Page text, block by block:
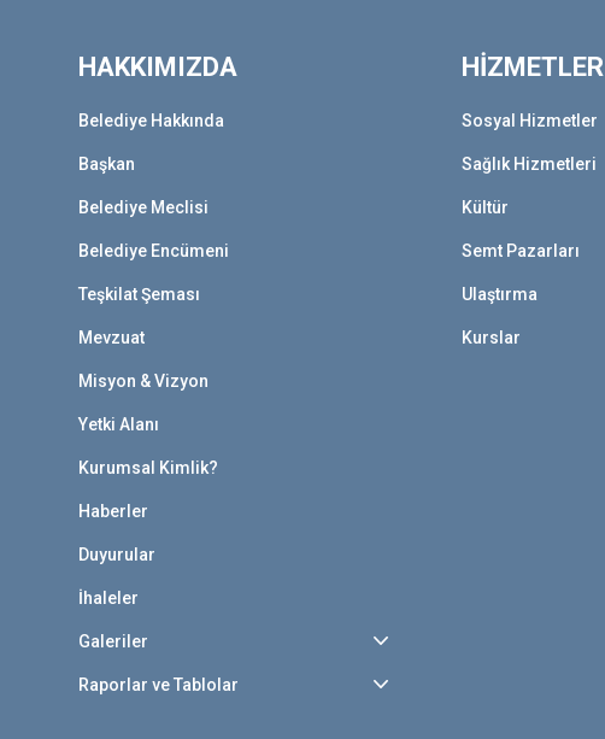
HAKKIMIZDA
Belediye Hakkında
Başkan
Belediye Meclisi
Belediye Encümeni
Teşkilat Şeması
Mevzuat
Misyon & Vizyon
Yetki Alanı
Kurumsal Kimlik?
Haberler
Duyurular
İhaleler
Galeriler
Raporlar ve Tablolar
HİZMETLER
Sosyal Hizmetler
Sağlık Hizmetleri
Kültür
Semt Pazarları
Ulaştırma
Kurslar